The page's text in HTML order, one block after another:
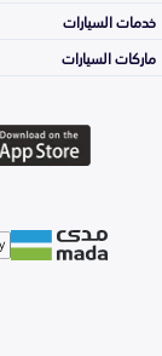
خدمات السيارات
ماركات السيارات